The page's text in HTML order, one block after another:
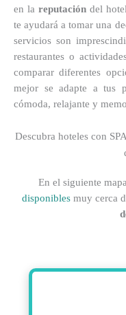
en lareputación del
te ayudará a tomar una
servicios son
restaurantes o
comparar diferentes
mejor se adapte a tus
cómoda, relajante y
Descubra hoteles con
En el siguiente
disponiblesmuy cerca